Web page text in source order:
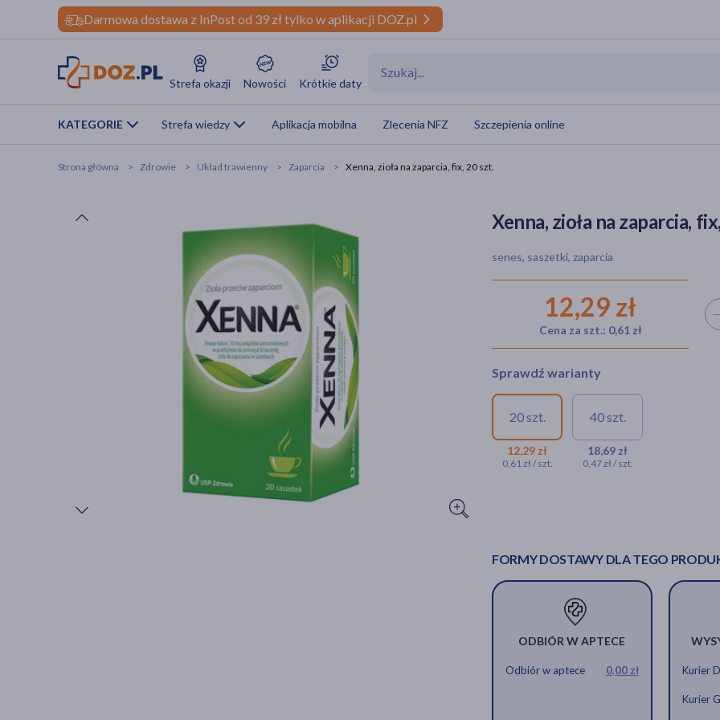
Darmowa dostawa z InPost od 39 zł tylko w aplikacji DOZ.pl
Strefa okazji Nowości Krótkie daty
KATEGORIE Strefa wiedzy Aplikacja mobilna Zlecenia NFZ Szczepienia online
Strona główna Zdrowie Układ trawienny Zaparcia Xenna, zioła na zaparcia, fix, 20 szt.
Xenna, zioła na zaparcia,
senes, saszetki, zaparcia
12,29 zł
Cena za szt.: 0,61 zł
Sprawdź warianty
20 szt.
12,29 zł
0,61 zł / szt.
40 szt.
18,69 zł
0,47 zł / szt.
FORMY DOSTAWY DLA TEGO
ODBIÓR W APTECE
Odbiór w aptece 0,00 zł Kurier
Kurier